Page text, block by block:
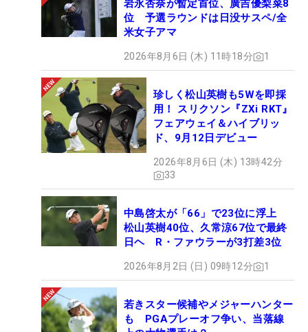
岩永杏奈が暫定首位、廣吉優梨菜8
位 予選ラウンドは日没サスペ/全
米女子アマ
2026年8月6日 (木) 11時18分 1
珍しく松山英樹も5Wを即採
用！ スリクソン『ZXi RKT』
フェアウェイ＆ハイブリッ
ド、9月12日デビュー
2026年8月6日 (木) 13時42分
33
中島啓太が「66」で23位に浮上
松山英樹40位、久常涼67位で最終
日ヘ R・ファウラーが3打差3位
2026年8月2日 (日) 09時12分 1
若きスター候補やメジャーハンター
も PGAプレーオフ争い、当落線